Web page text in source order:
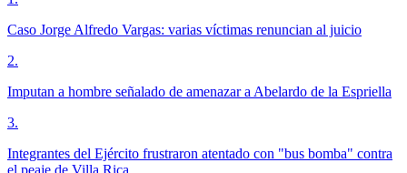
Caso Jorge Alfredo Vargas: varias víctimas renuncian al juicio
2.
Imputan a hombre señalado de amenazar a Abelardo de la Espriella
3.
Integrantes del Ejército frustraron atentado con "bus bomba" contra
el peaje de Villa Rica